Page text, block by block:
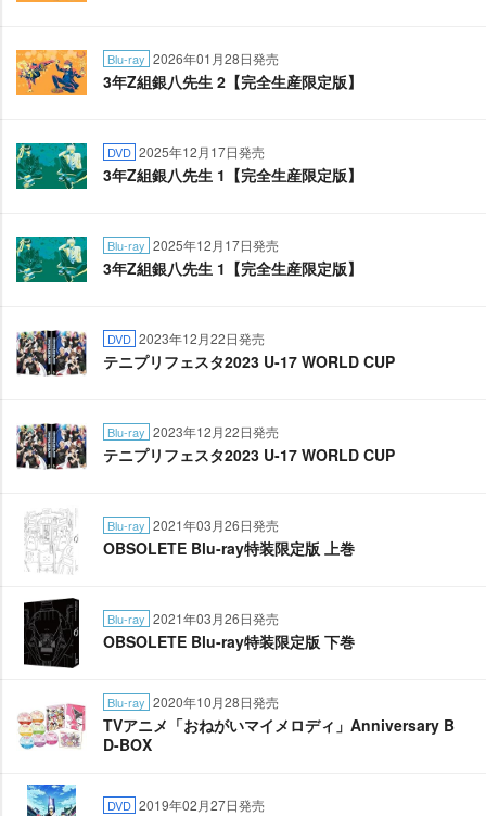
Blu-ray 2026年01月28日発売
3年Z組銀八先生 2【完全生産限定版】
DVD 2025年12月17日発売
3年Z組銀八先生 1【完全生産限定版】
Blu-ray 2025年12月17日発売
3年Z組銀八先生 1【完全生産限定版】
DVD 2023年12月22日発売
テニプリフェスタ2023 U-17 WORLD CUP
Blu-ray 2023年12月22日発売
テニプリフェスタ2023 U-17 WORLD CUP
Blu-ray 2021年03月26日発売
OBSOLETE Blu-ray特装限定版 上巻
Blu-ray 2021年03月26日発売
OBSOLETE Blu-ray特装限定版 下巻
Blu-ray 2020年10月28日発売
TVアニメ「おねがいマイメロディ」Anniversary B
D-BOX
DVD 2019年02月27日発売